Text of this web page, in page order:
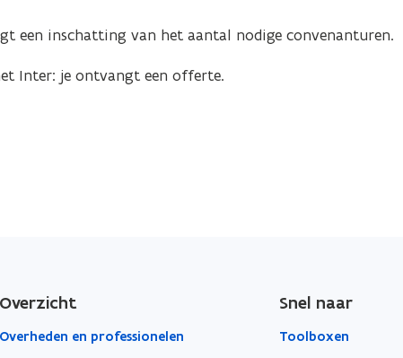
een inschatting van het aantal nodige convenanturen.
Inter: je ontvangt een offerte.
Overzicht
Overheden en professionelen
Snel naar
Toolboxen